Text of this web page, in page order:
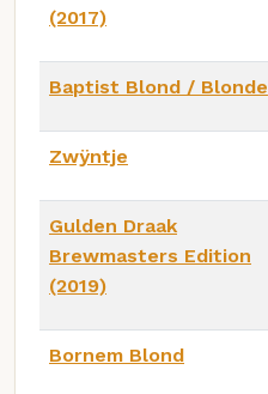
(2017)
Baptist Blond / Blonde
Zwÿntje
Gulden Draak
Brewmasters Edition
(2019)
Bornem Blond